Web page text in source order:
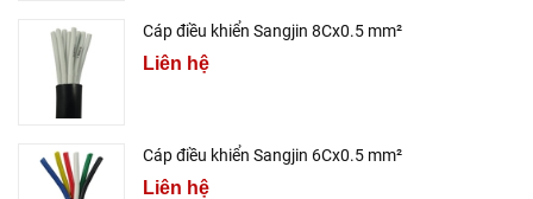
Cáp điều khiển Sangjin 8Cx0.5 mm²
Liên hệ
Cáp điều khiển Sangjin 6Cx0.5 mm²
Liên hệ